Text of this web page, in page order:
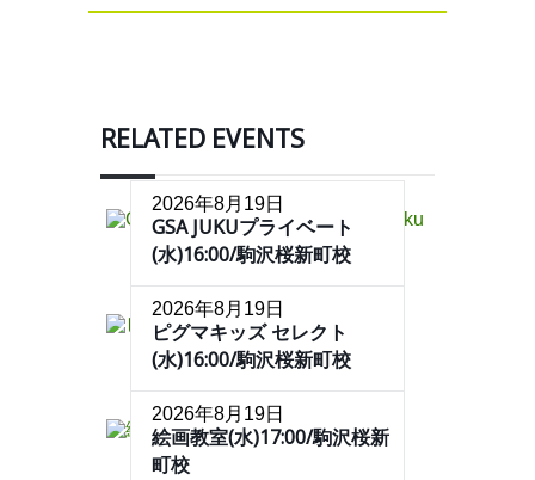
RELATED EVENTS
2026年8月19日
GSA JUKUプライベート
(水)16:00/駒沢桜新町校
2026年8月19日
ピグマキッズ セレクト
(水)16:00/駒沢桜新町校
2026年8月19日
絵画教室(水)17:00/駒沢桜新
町校